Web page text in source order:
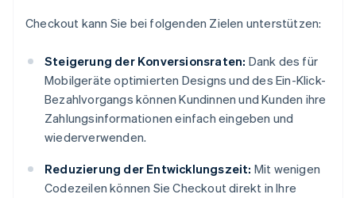
Checkout kann Sie bei folgenden Zielen unterstützen:
Steigerung der Konversionsraten: Dank des für
Mobilgeräte optimierten Designs und des Ein-Klick-
Bezahlvorgangs können Kundinnen und Kunden ihre
Zahlungsinformationen einfach eingeben und
wiederverwenden.
Reduzierung der Entwicklungszeit: Mit wenigen
Codezeilen können Sie Checkout direkt in Ihre